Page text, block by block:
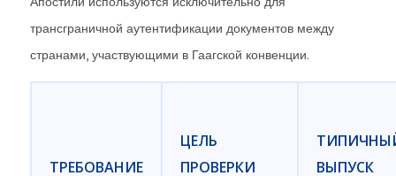
трансграничной аутентификации документов между
странами, участвующими в Гаагской конвенции.
ТРЕБОВАНИЕ
ЦЕЛЬ
ПРОВЕРКИ
ВЫПУСК